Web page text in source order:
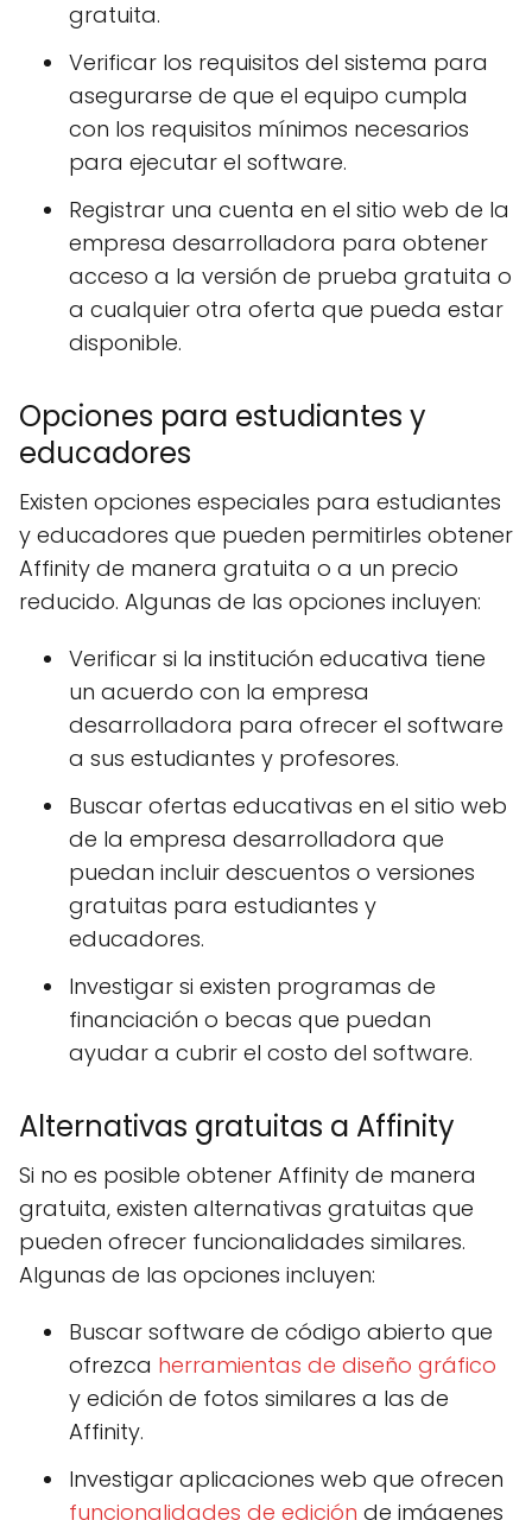
gratuita.
Verificar los requisitos del sistema para
asegurarse de que el equipo cumpla
con los requisitos mínimos necesarios
para ejecutar el software.
Registrar una cuenta en el sitio web de la
empresa desarrolladora para obtener
acceso a la versión de prueba gratuita o
a cualquier otra oferta que pueda estar
disponible.
Opciones para estudiantes y
educadores
Existen opciones especiales para estudiantes
y educadores que pueden permitirles obtener
Affinity de manera gratuita o a un precio
reducido. Algunas de las opciones incluyen:
Verificar si la institución educativa tiene
un acuerdo con la empresa
desarrolladora para ofrecer el software
a sus estudiantes y profesores.
Buscar ofertas educativas en el sitio web
de la empresa desarrolladora que
puedan incluir descuentos o versiones
gratuitas para estudiantes y
educadores.
Investigar si existen programas de
financiación o becas que puedan
ayudar a cubrir el costo del software.
Alternativas gratuitas a Affinity
Si no es posible obtener Affinity de manera
gratuita, existen alternativas gratuitas que
pueden ofrecer funcionalidades similares.
Algunas de las opciones incluyen:
Buscar software de código abierto que
ofrezca herramientas de diseño gráfico
y edición de fotos similares a las de
Affinity.
Investigar aplicaciones web que ofrecen
funcionalidades de edición de imágenes